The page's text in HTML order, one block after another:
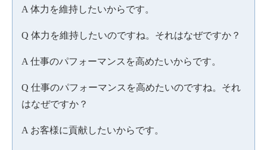
A 体力を維持したいからです。
Q 体力を維持したいのですね。それはなぜですか？
A 仕事のパフォーマンスを高めたいからです。
Q 仕事のパフォーマンスを高めたいのですね。それ
はなぜですか？
A お客様に貢献したいからです。